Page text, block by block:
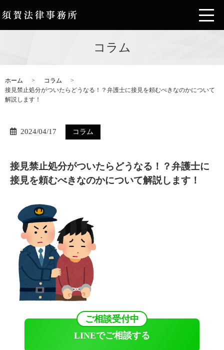
コラム
ホーム
コラム
接見禁止処分がついたらどうなる！？弁護士に接見を頼むべきなのかについて
解説します！
2024/04/17 コラム
接見禁止処分がついたらどうなる！？弁護士に
接見を頼むべきなのかについて解説します！
ご相談受付中
LINEでご相談する